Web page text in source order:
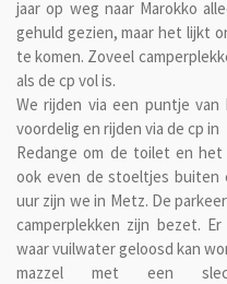
jaar op weg naar Marokko
gehuld gezien, maar het lijkt
te komen. Zoveel
als de cp vol is.
We rijden via een puntje van
voordelig en rijden via de cp in
Redange om de toilet en
ook even de stoeltjes buiten
uur zijn we in Metz. De
camperplekken zijn bezet.
waar vuilwater geloosd kan
mazzel met een